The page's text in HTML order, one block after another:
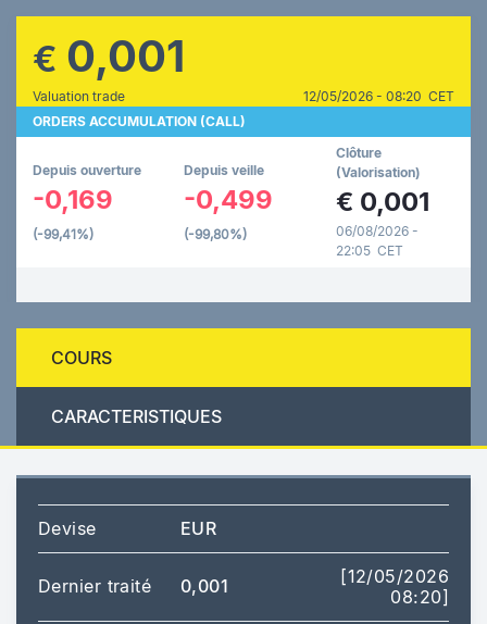
€ 0,001
Valuation trade
12/05/2026 - 08:20 CET
ORDERS ACCUMULATION (CALL)
Depuis ouverture
-0,169
(-99,41%)
Depuis veille
-0,499
(-99,80%)
Clôture
(Valorisation)
€ 0,001
06/08/2026 -
22:05 CET
COURS
CARACTERISTIQUES
Devise EUR
Dernier traité 0,001
[12/05/2026
08:20]